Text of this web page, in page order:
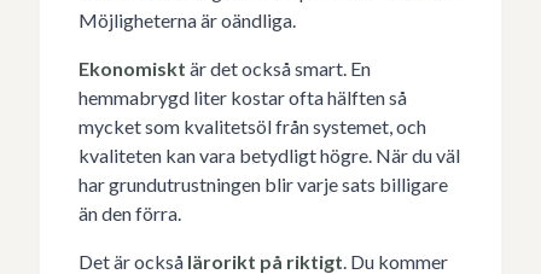
Möjligheterna är oändliga.
Ekonomiskt är det också smart. En
hemmabrygd liter kostar ofta hälften så
mycket som kvalitetsöl från systemet, och
kvaliteten kan vara betydligt högre. När du väl
har grundutrustningen blir varje sats billigare
än den förra.
Det är också lärorikt på riktigt. Du kommer